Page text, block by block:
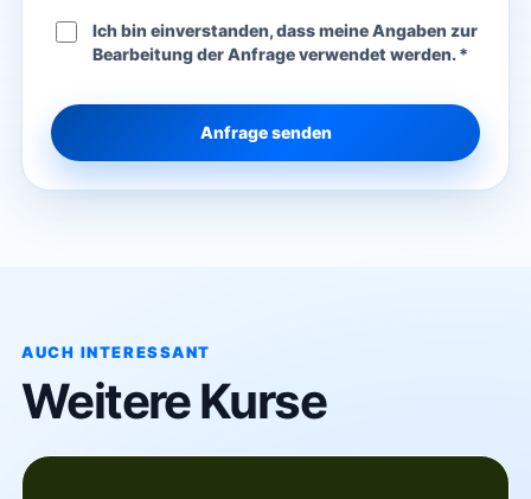
Ich bin einverstanden, dass meine Angaben zur
Bearbeitung der Anfrage verwendet werden. *
Anfrage senden
AUCH INTERESSANT
Weitere Kurse